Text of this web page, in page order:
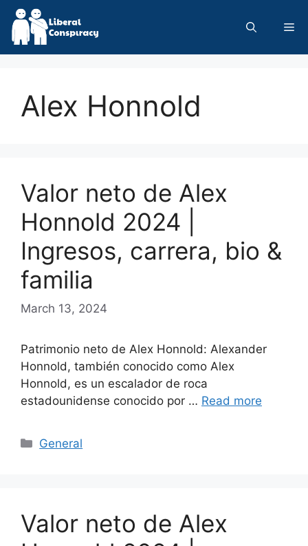
Skip
content
Alex Honnold
Valor neto de Alex
Honnold 2024 |
Ingresos, carrera, bio &
familia
March 13, 2024
Patrimonio neto de Alex Honnold: Alexander
Honnold, también conocido como Alex
Honnold, es un escalador de roca
estadounidense conocido por … Read more
Categories
General
Valor neto de Alex